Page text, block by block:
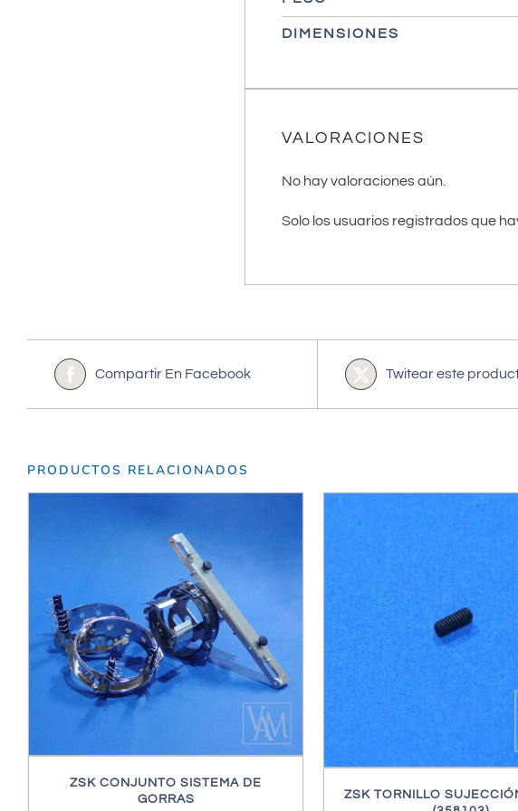
DIMENSIONES
VALORACIONES
No hay valoraciones aún.
Solo los usuarios registrados que
Compartir En Facebook Twitear este
PRODUCTOS RELACIONADOS
ZSK CONJUNTO SISTEMA DE
GORRAS
/ DETALLES
ZSK TORNILLO
/ DETALLES